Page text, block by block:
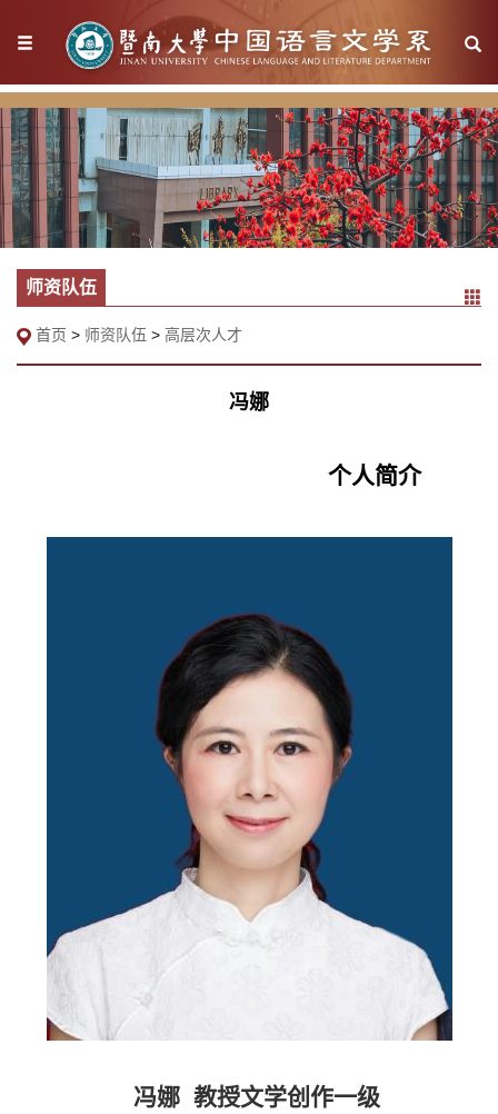
师资队伍
首页 > 师资队伍 > 高层次人才
冯娜
个人简介
冯娜 教授文学创作一级